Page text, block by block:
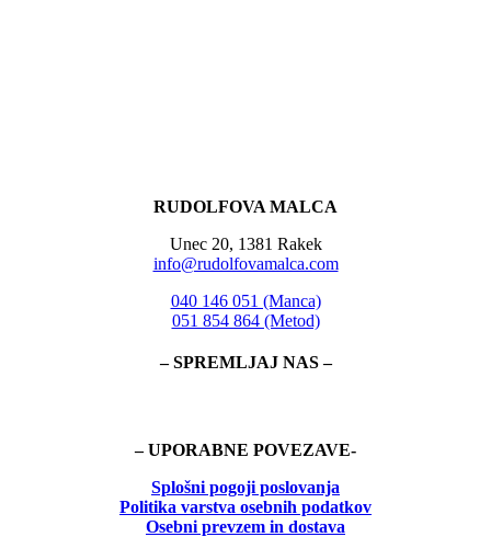
RUDOLFOVA MALCA
Unec 20, 1381 Rakek
info@rudolfovamalca.com
040 146 051 (Manca)
051 854 864 (Metod)
– SPREMLJAJ NAS –
– UPORABNE POVEZAVE-
Splošni pogoji poslovanja
Politika varstva osebnih podatkov
Osebni prevzem in dostava